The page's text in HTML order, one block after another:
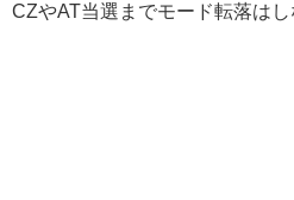
CZやAT当選までモード転落はし